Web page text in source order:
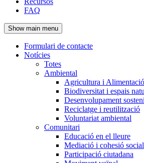
principal
de
l'encapçalament
FAQ
Show main menu
Navegació
principal
Formulari de contacte
Notícies
Totes
Ambiental
Agricultura i Alimentació
Biodiversitat i espais
Desenvolupament
Reciclatge i reutilització
Voluntariat ambiental
Comunitari
Educació en el lleure
Mediació i cohesió social
Participació ciutadana